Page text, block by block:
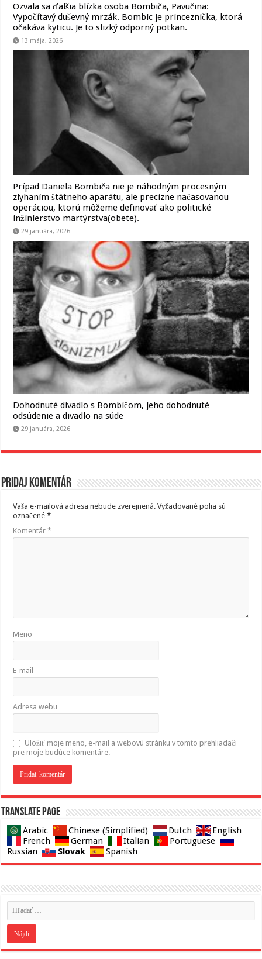
Ozvala sa ďalšia blízka osoba Bombiča, Pavučina:
Vypočítavý duševný mrzák. Bombic je princeznička, ktorá
očakáva kyticu. Je to slizký odporný potkan.
13 mája, 2026
Prípad Daniela Bombiča nie je náhodným procesným
zlyhaním štátneho aparátu, ale precízne načasovanou
operáciou, ktorú môžeme definovať ako politické
inžinierstvo martýrstva(obete).
29 januára, 2026
Dohodnuté divadlo s Bombičom, jeho dohodnuté
odsúdenie a divadlo na súde
29 januára, 2026
Pridaj komentár
Vaša e-mailová adresa nebude zverejnená. Vyžadované polia sú
označené*
Komentár*
Meno
E-mail
Adresa webu
Uložiť moje meno, e-mail a webovú stránku v tomto prehliadači
pre moje budúce komentáre.
Translate page
Arabic Chinese (Simplified) Dutch
English
French
German Italian
Portuguese
Russian
Slovak Spanish